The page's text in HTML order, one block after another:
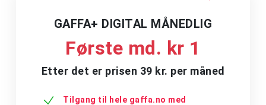
GAFFA+ DIGITAL MÅNEDLIG
Første md. kr 1
Etter det er prisen 39 kr. per måned
Tilgang til hele gaffa.no med